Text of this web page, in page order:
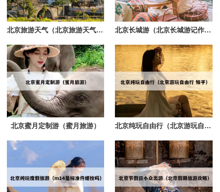
北京旅游天气（北京旅游天气预报30天查询表格图） 北京长城游（北京长城游记作文600字）
北京蜜月定制游（蜜月旅游） 北京纯玩自由行（北京游玩自由行 知乎）